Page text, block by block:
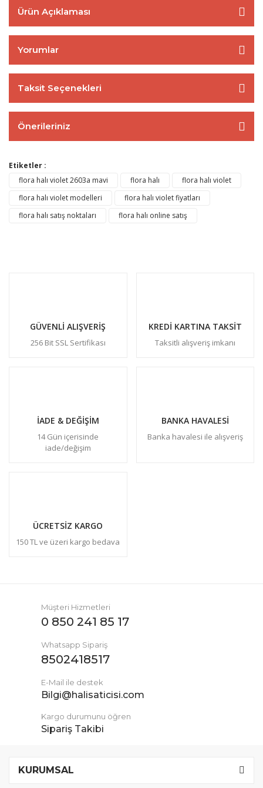
Ürün Açıklaması
Yorumlar
Taksit Seçenekleri
Önerileriniz
Etiketler :
flora halı violet 2603a mavi
flora halı
flora halı violet
flora halı violet modelleri
flora halı violet fiyatları
flora halı satış noktaları
flora halı online satış
GÜVENLİ ALIŞVERİŞ
256 Bit SSL Sertifikası
KREDİ KARTINA TAKSİT
Taksitli alışveriş imkanı
İADE & DEĞİŞİM
14 Gün içerisinde
iade/değişim
BANKA HAVALESİ
Banka havalesi ile alışveriş
ÜCRETSİZ KARGO
150 TL ve üzeri kargo bedava
Müşteri Hizmetleri
0 850 241 85 17
Whatsapp Sipariş
8502418517
E-Mail ile destek
Bilgi@halisaticisi.com
Kargo durumunu öğren
Sipariş Takibi
KURUMSAL